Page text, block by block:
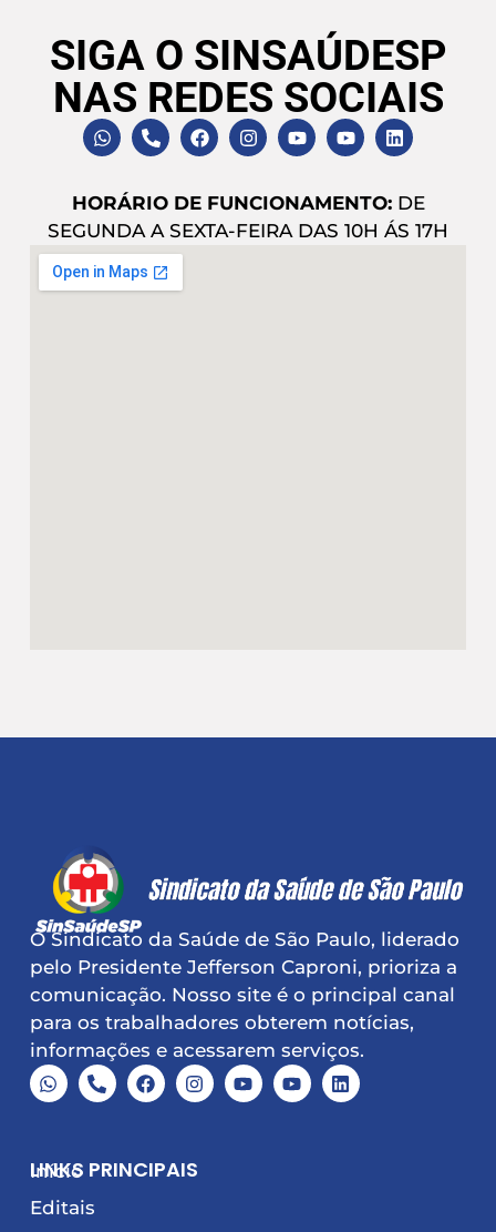
SIGA O SINSAÚDESP
NAS REDES SOCIAIS
HORÁRIO DE FUNCIONAMENTO:DE
SEGUNDA A SEXTA-FEIRA DAS 10H ÁS 17H
O Sindicato da Saúde de São Paulo, liderado
pelo Presidente Jefferson Caproni, prioriza a
comunicação. Nosso site é o principal canal
para os trabalhadores obterem notícias,
informações e acessarem serviços.
LINKS PRINCIPAIS
Início
Editais